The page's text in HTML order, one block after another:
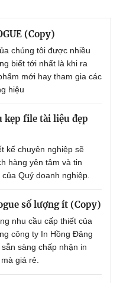
(Copy)
chúng tôi được nhiều
biết tới nhất là khi ra
mới hay tham gia các
hiệu
kẹp file tài liệu đẹp
kế chuyên nghiệp sẽ
hàng yên tâm và tin
Quý doanh nghiệp.
số lượng ít (Copy)
nhu cầu cấp thiết của
công ty In Hồng Đăng
sàng chấp nhận in
giá rẻ.